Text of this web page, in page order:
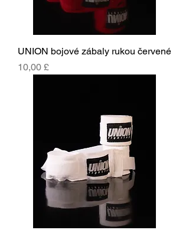
UNION bojové zábaly rukou červené
Cena
10,00 £